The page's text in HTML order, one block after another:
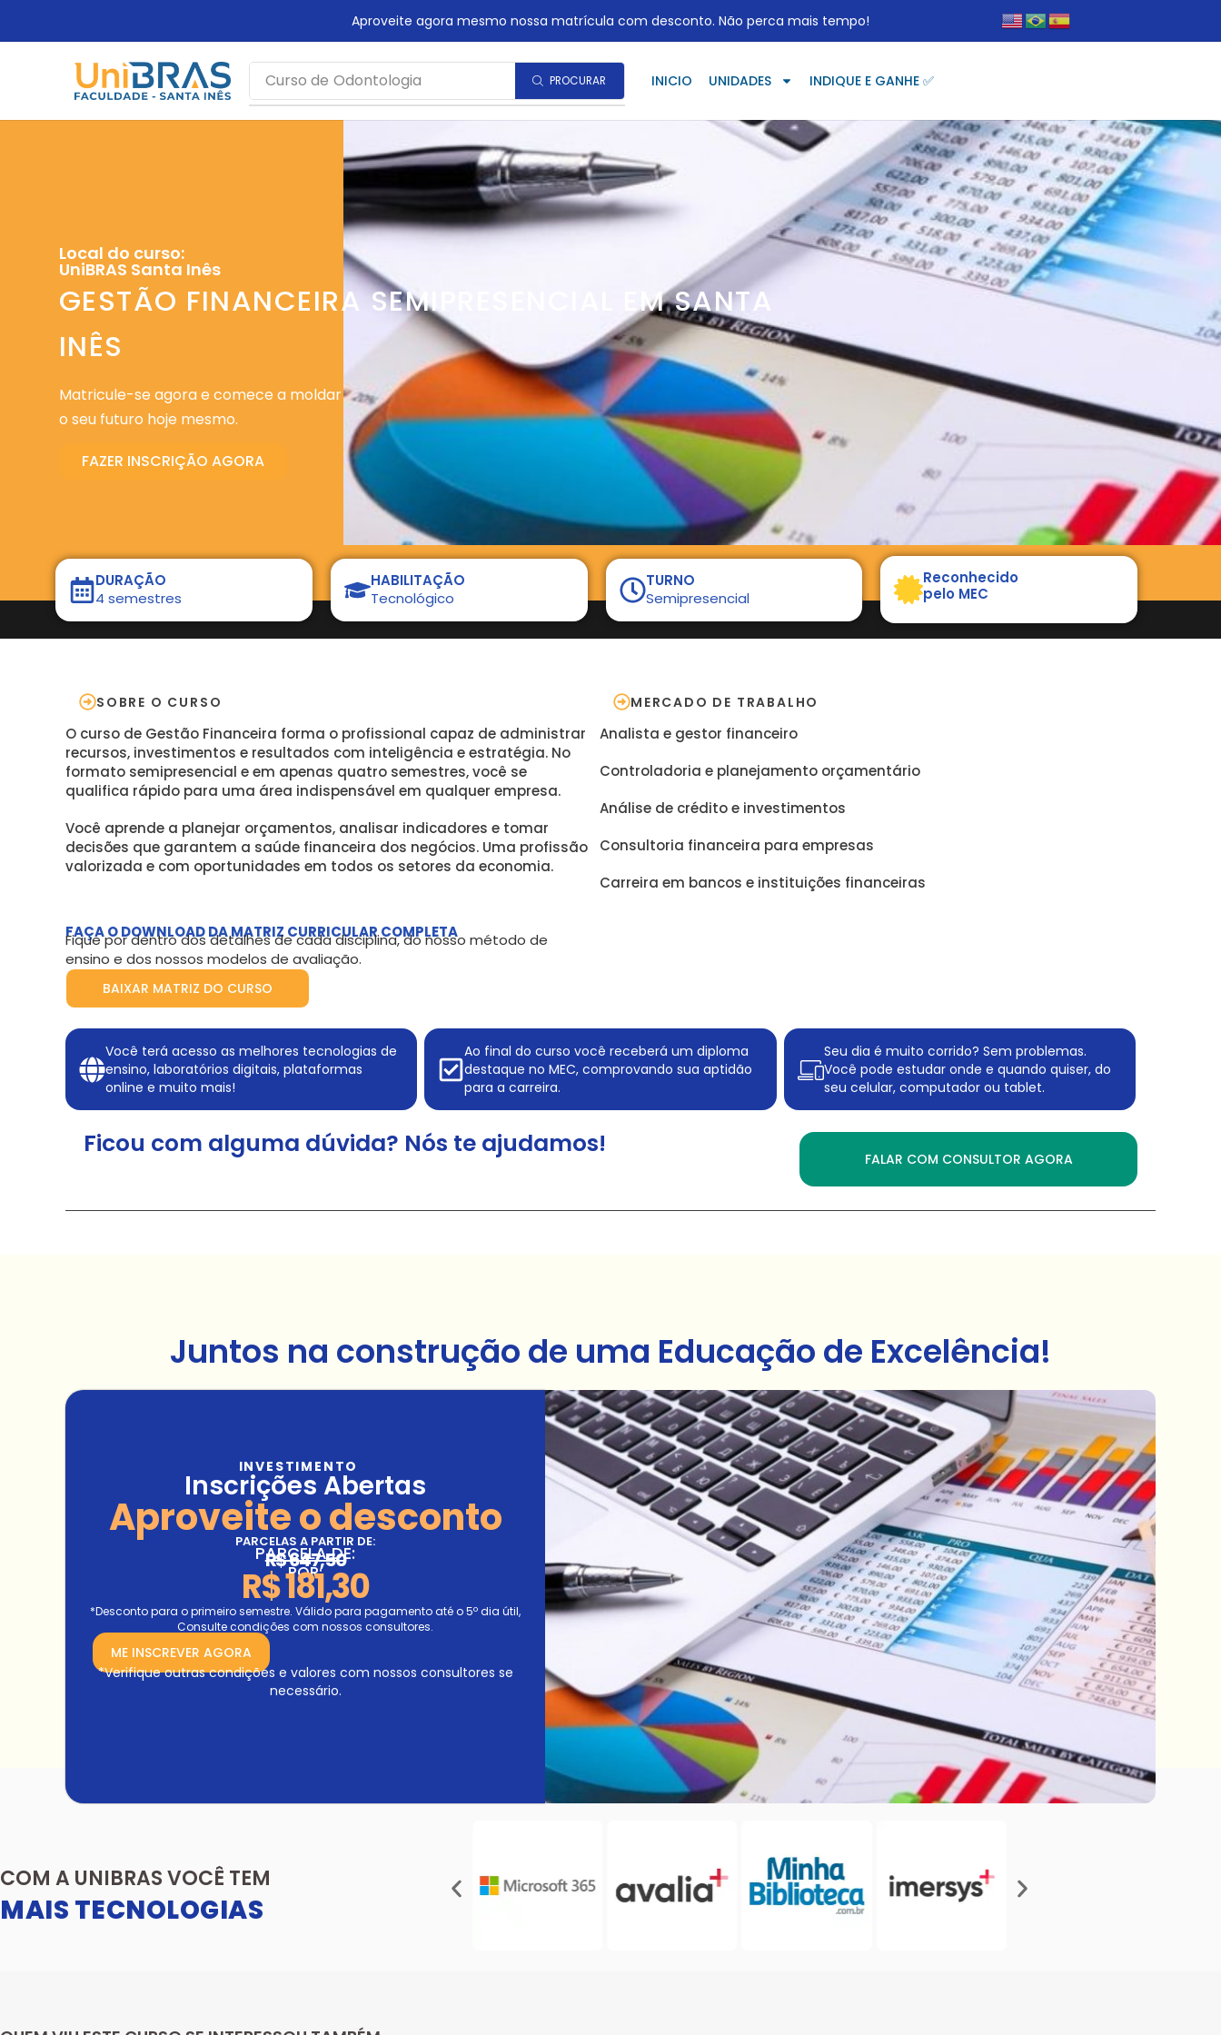
Aproveite agora mesmo nossa matrícula com desconto. Não perca mais tempo!
Curso de Odontologia PROCURAR INICIO UNIDADES INDIQUE E GANHE ✅
Local do curso:
UniBRAS Santa Inês
GESTÃO FINANCEIRA SEMIPRESENCIAL EM SANTA
INÊS
Matricule-se agora e comece a moldar
o seu futuro hoje mesmo.
FAZER INSCRIÇÃO AGORA
DURAÇÃO
4 semestres
HABILITAÇÃO
Tecnológico
TURNO
Semipresencial
Reconhecido
pelo MEC
SOBRE O CURSO
O curso de Gestão Financeira forma o profissional capaz de administrar
recursos, investimentos e resultados com inteligência e estratégia. No
formato semipresencial e em apenas quatro semestres, você se
qualifica rápido para uma área indispensável em qualquer empresa.
Você aprende a planejar orçamentos, analisar indicadores e tomar
decisões que garantem a saúde financeira dos negócios. Uma profissão
valorizada e com oportunidades em todos os setores da economia.
MERCADO DE TRABALHO
Analista e gestor financeiro
Controladoria e planejamento orçamentário
Análise de crédito e investimentos
Consultoria financeira para empresas
Carreira em bancos e instituições financeiras
FAÇA O DOWNLOAD DA MATRIZ CURRICULAR COMPLETA
Fique por dentro dos detalhes de cada disciplina, do nosso método de
ensino e dos nossos modelos de avaliação.
BAIXAR MATRIZ DO CURSO
Você terá acesso as melhores tecnologias de
ensino, laboratórios digitais, plataformas
online e muito mais!
Ao final do curso você receberá um diploma
destaque no MEC, comprovando sua aptidão
para a carreira.
Seu dia é muito corrido? Sem problemas.
Você pode estudar onde e quando quiser, do
seu celular, computador ou tablet.
Ficou com alguma dúvida? Nós te ajudamos! FALAR COM CONSULTOR AGORA
Juntos na construção de uma Educação de Excelência!
INVESTIMENTO
Inscrições Abertas
Aproveite o desconto
PARCELAS A PARTIR DE:
PARCELA DE:
R$ 647,50
POR:
R$ 181,30
*Desconto para o primeiro semestre. Válido para pagamento até o 5º dia útil,
Consulte condições com nossos consultores.
ME INSCREVER AGORA
*Verifique outras condições e valores com nossos consultores se
necessário.
COM A UNIBRAS VOCÊ TEM
MAIS TECNOLOGIAS